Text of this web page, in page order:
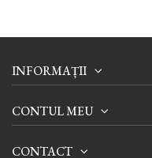
INFORMAȚII
CONTUL MEU
CONTACT